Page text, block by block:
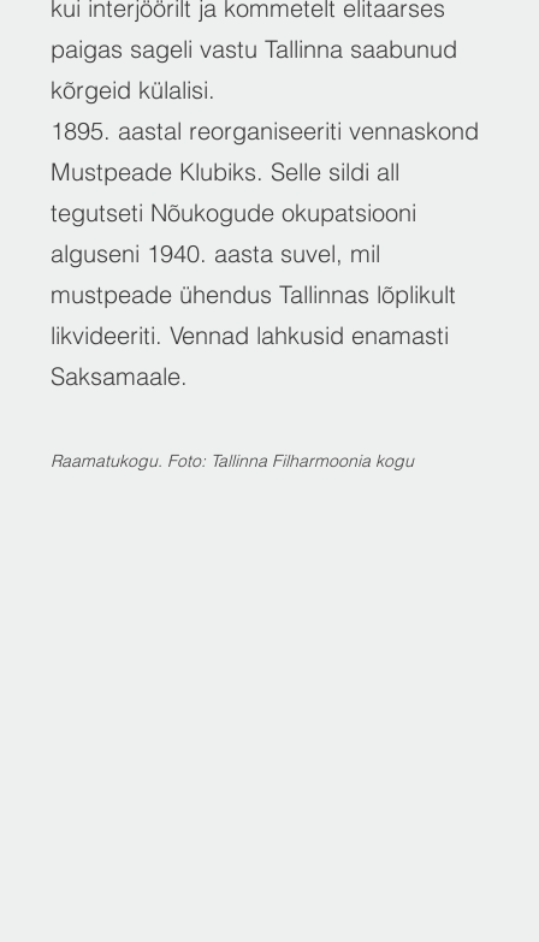
kui interjöörilt ja kommetelt elitaarses
paigas sageli vastu Tallinna saabunud
kõrgeid külalisi.
1895. aastal reorganiseeriti vennaskond
Mustpeade Klubiks. Selle sildi all
tegutseti Nõukogude okupatsiooni
alguseni 1940. aasta suvel, mil
mustpeade ühendus Tallinnas lõplikult
likvideeriti. Vennad lahkusid enamasti
Saksamaale.
Raamatukogu. Foto: Tallinna Filharmoonia kogu